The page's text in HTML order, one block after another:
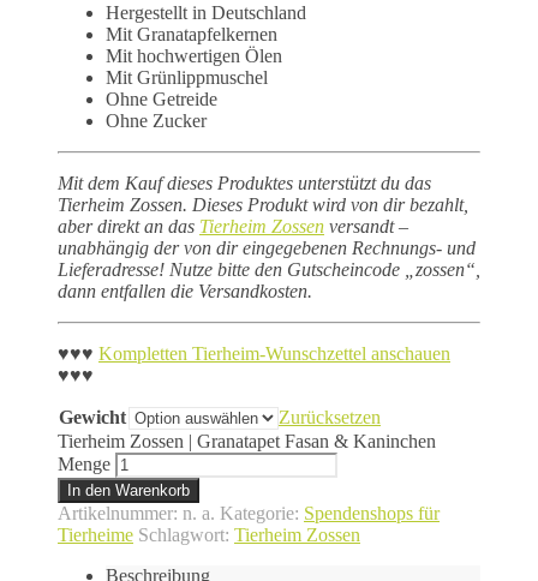
Hergestellt in Deutschland
Mit Granatapfelkernen
Mit hochwertigen Ölen
Mit Grünlippmuschel
Ohne Getreide
Ohne Zucker
Mit dem Kauf dieses Produktes unterstützt du das
Tierheim Zossen. Dieses Produkt wird von dir bezahlt,
aber direkt an das Tierheim Zossen versandt –
unabhängig der von dir eingegebenen Rechnungs- und
Lieferadresse! Nutze bitte den Gutscheincode „zossen“,
dann entfallen die Versandkosten.
♥♥♥ Kompletten Tierheim-Wunschzettel anschauen
♥♥♥
Gewicht
Zurücksetzen
Tierheim Zossen | Granatapet Fasan & Kaninchen
Menge
In den Warenkorb
Artikelnummer: n. a. Kategorie: Spendenshops für
Tierheime Schlagwort: Tierheim Zossen
Beschreibung